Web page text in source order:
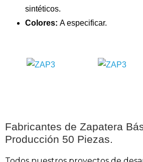
sintéticos.
Colores: A especificar.
Fabricantes de Zapatera
Producción 50 Piezas.